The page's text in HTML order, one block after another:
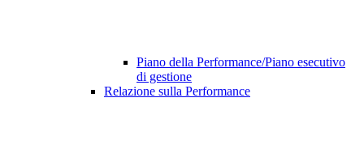
Piano della Performance/Piano esecutivo
di gestione
Relazione sulla Performance